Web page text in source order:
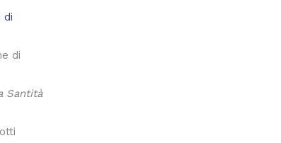
di
di
Santità